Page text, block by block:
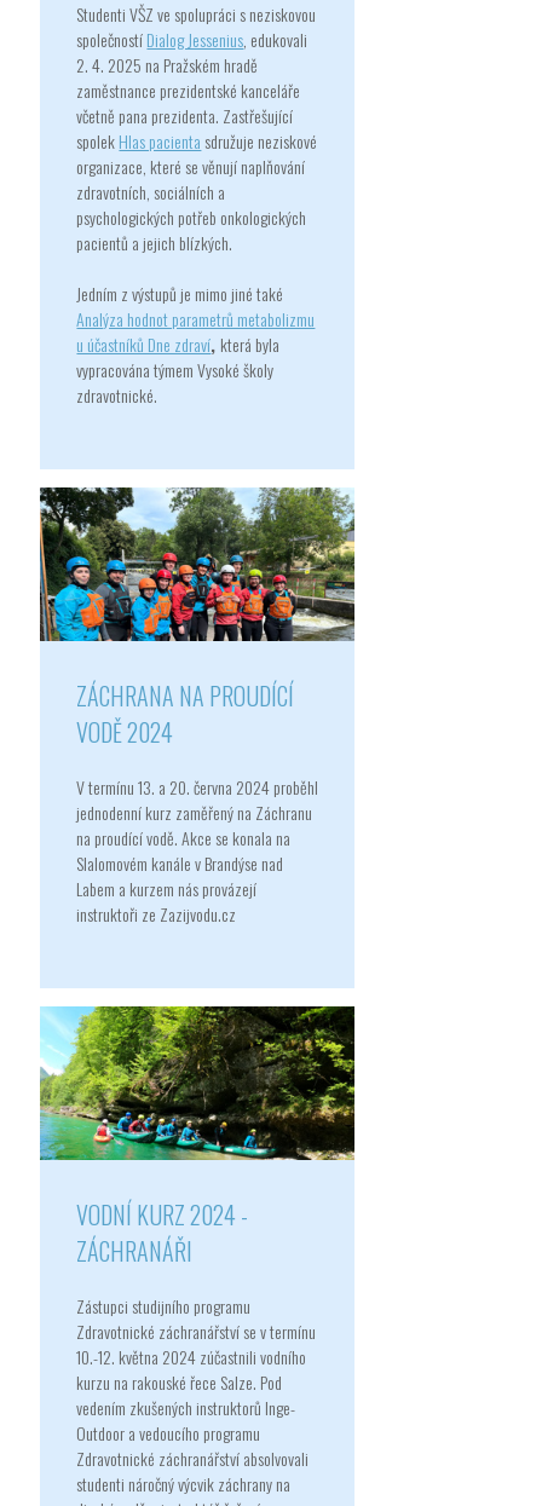
Studenti VŠZ ve spolupráci s neziskovou
společnostíDialog Jessenius , edukovali
2. 4. 2025 na Pražském hradě
zaměstnance prezidentské kanceláře
včetně pana prezidenta. Zastřešující
spolekHlas pacienta sdružuje neziskové
organizace, které se věnují naplňování
zdravotních, sociálních a
psychologických potřeb onkologických
pacientů a jejich blízkých.
Jedním z výstupů je mimo jiné také
Analýza hodnot parametrů metabolizmu
u účastníků Dne zdraví, která byla
vypracována týmem Vysoké školy
zdravotnické.
ZÁCHRANA NA PROUDÍCÍ
VODĚ 2024
V termínu 13. a 20. června 2024 proběhl
jednodenní kurz zaměřený na Záchranu
na proudící vodě. Akce se konala na
Slalomovém kanále v Brandýse nad
Labem a kurzem nás provázejí
instruktoři ze Zazijvodu.cz
VODNÍ KURZ 2024 -
ZÁCHRANÁŘI
Zástupci studijního programu
Zdravotnické záchranářství se v termínu
10.-12. května 2024 zúčastnili vodního
kurzu na rakouské řece Salze. Pod
vedením zkušených instruktorů Inge-
Outdoor a vedoucího programu
Zdravotnické záchranářství absolvovali
studenti náročný výcvik záchrany na